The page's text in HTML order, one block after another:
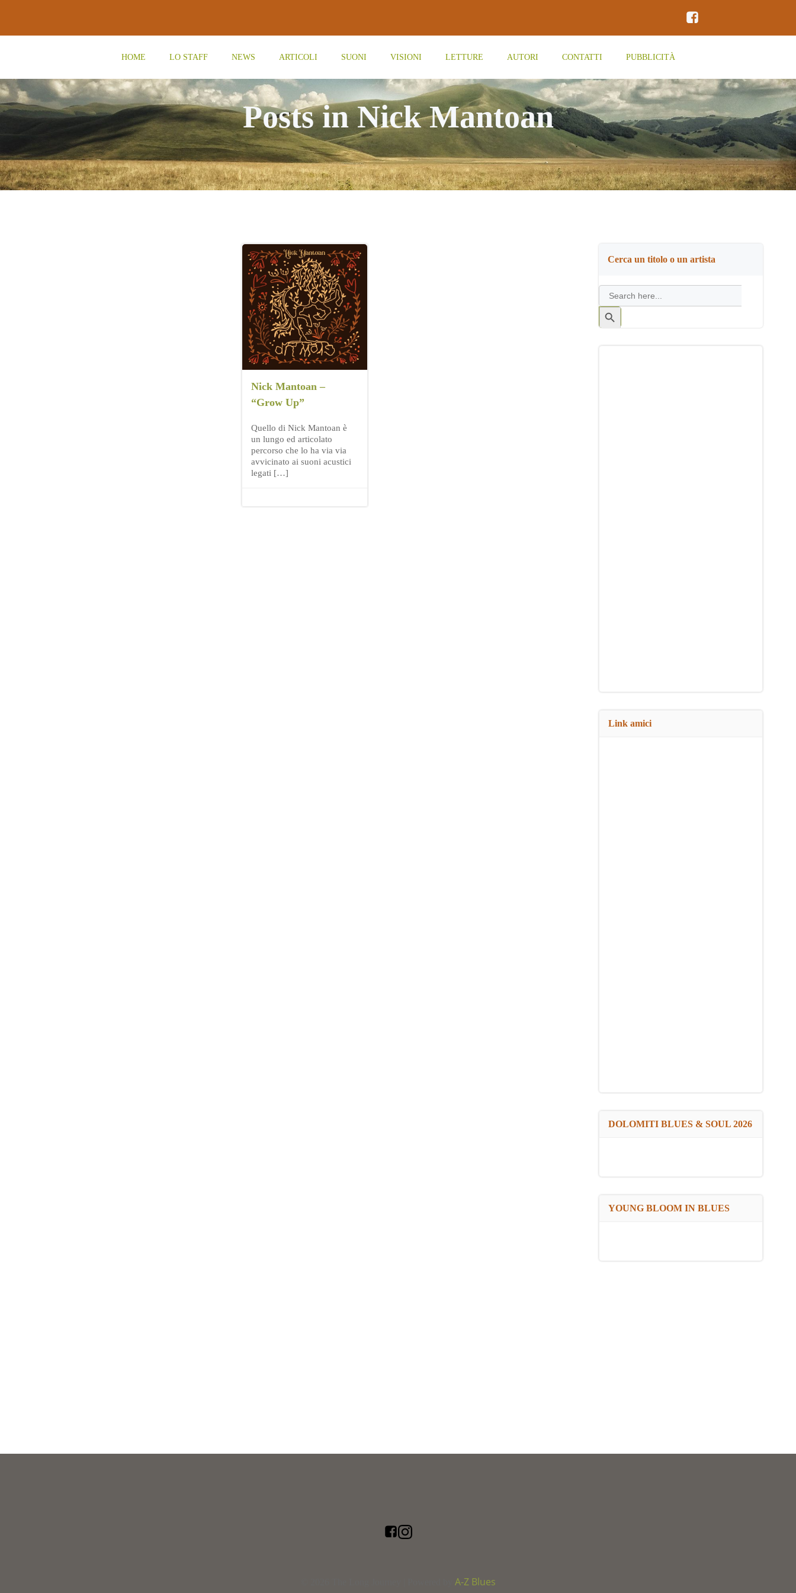
contenuto
HOME LO STAFF NEWS ARTICOLI SUONI VISIONI LETTURE AUTORI CONTATTI PUBBLICITÀ
Posts in Nick Mantoan
Nick Mantoan –
“Grow Up”
Quello di Nick Mantoan è
un lungo ed articolato
percorso che lo ha via via
avvicinato ai suoni acustici
legati […]
Cerca un titolo o un artista
Search
for:
Search
Button
Link amici
DOLOMITI BLUES & SOUL 2026
YOUNG BLOOM IN BLUES
A-Z Blues